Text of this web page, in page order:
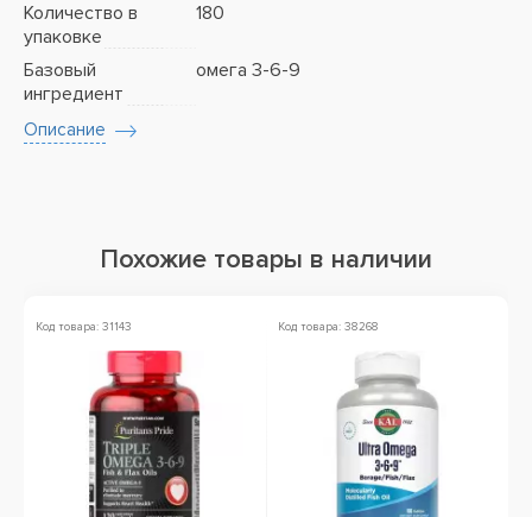
Количество в
упаковке
180
Базовый
ингредиент
омега 3-6-9
Описание
Похожие товары в наличии
Код товара: 31143 Код товара: 38268